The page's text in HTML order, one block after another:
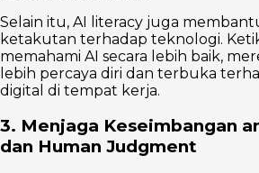
Selain itu, AI literacy juga
ketakutan terhadap teknologi.
memahami AI secara lebih baik,
lebih percaya diri dan terbuka
digital di tempat kerja.
3. Menjaga Keseimbangan
dan Human Judgment